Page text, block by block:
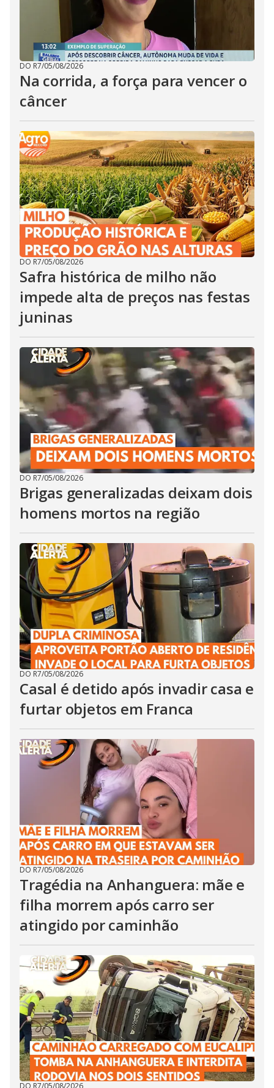
DO R7/05/08/2026
Na corrida, a força para vencer o
câncer
DO R7/05/08/2026
Safra histórica de milho não
impede alta de preços nas festas
juninas
DO R7/05/08/2026
Brigas generalizadas deixam dois
homens mortos na região
DO R7/05/08/2026
Casal é detido após invadir casa e
furtar objetos em Franca
DO R7/05/08/2026
Tragédia na Anhanguera: mãe e
filha morrem após carro ser
atingido por caminhão
DO R7/05/08/2026